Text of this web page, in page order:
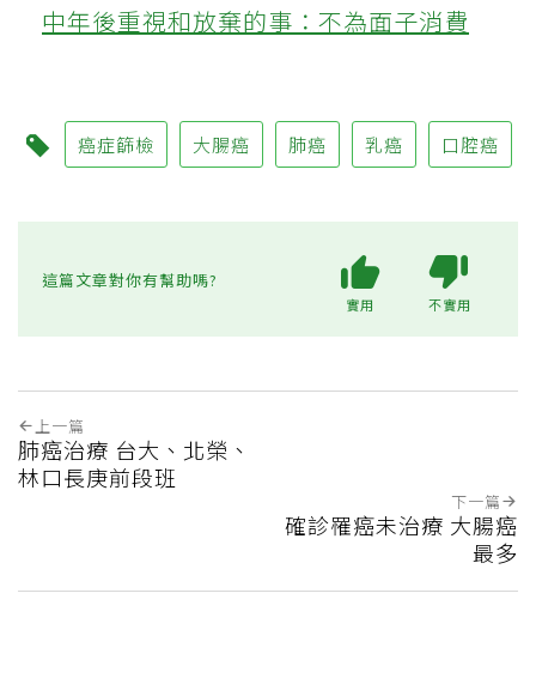
中年後重視和放棄的事：不為面子消費
癌症篩檢 大腸癌 肺癌 乳癌 口腔癌
這篇文章對你有幫助嗎?
實用 不實用
上一篇
肺癌治療 台大、北榮、
林口長庚前段班
下一篇
確診罹癌未治療 大腸癌
最多